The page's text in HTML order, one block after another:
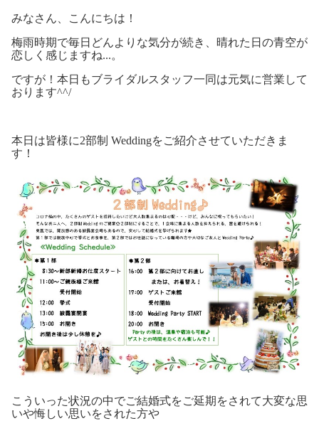
みなさん、こんにちは！
梅雨時期で毎日どんよりな気分が続き、晴れた日の青空が
恋しく感じますね...。
ですが！本日もブライダルスタッフ一同は元気に営業して
おります^^/
本日は皆様に2部制 Weddingをご紹介させていただきま
す！
こういった状況の中でご結婚式をご延期をされて大変な思
いや悔しい思いをされた方や